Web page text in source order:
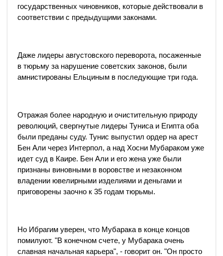
государственных чиновников, которые действовали в
соответствии с предыдущими законами.
Даже лидеры августовского переворота, посаженные
в тюрьму за нарушение советских законов, были
амнистированы Ельциным в последующие три года.
Отражая более народную и очистительную природу
революций, свергнутые лидеры Туниса и Египта оба
были преданы суду. Тунис выпустил ордер на арест
Бен Али через Интерпол, а над Хосни Мубараком уже
идет суд в Каире. Бен Али и его жена уже были
признаны виновными в воровстве и незаконном
владении ювелирными изделиями и деньгами и
приговорены заочно к 35 годам тюрьмы.
Но Ибрагим уверен, что Мубарака в конце концов
помилуют. "В конечном счете, у Мубарака очень
славная начальная карьера", - говорит он. "Он просто